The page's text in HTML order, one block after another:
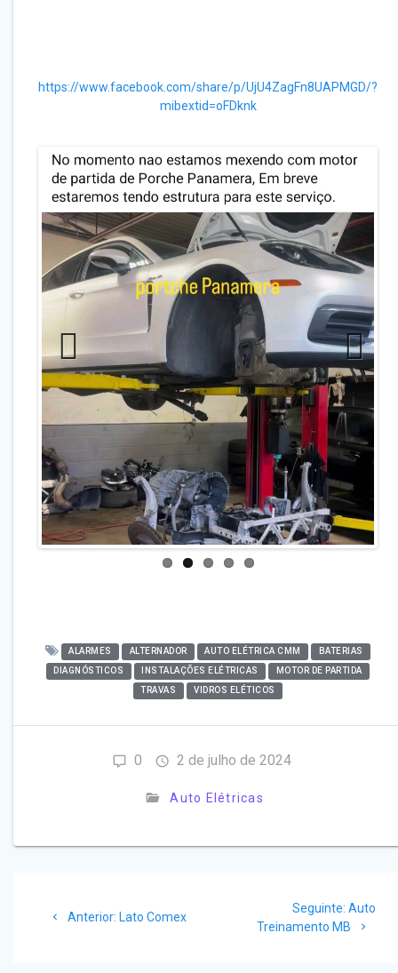
https://www.facebook.com/share/p/UjU4ZagFn8UAPMGD/?
mibextid=oFDknk
Previo
us
Next
ALARMES ALTERNADOR AUTO ELÉTRICA CMM
BATERIAS
DIAGNÓSTICOS
INSTALAÇÕES ELÉTRICAS
MOTOR DE PARTIDA
TRAVAS
VIDROS ELÉTICOS
0 2 de julho de 2024
Auto Elétricas
Anterior: Post
Lato Comex
Seguinte: Post
seguinte:
Auto
Treinamento MB